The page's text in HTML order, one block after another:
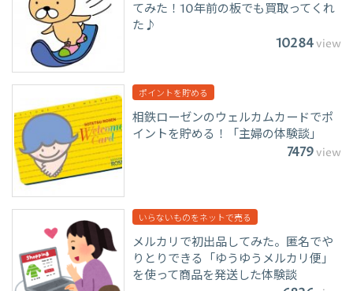
てみた！10年前の板でも買取ってくれ
た♪
10284view
ポイントを貯める
相鉄ローゼンのウェルカムカードでポ
イントを貯める！「主婦の体験談」
7479view
いらないものをネットで売る
メルカリで初出品してみた。匿名でや
りとりできる「ゆうゆうメルカリ便」
を使って商品を発送した体験談